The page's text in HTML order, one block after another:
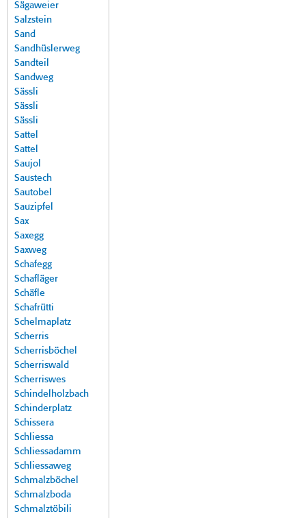
Sägaweier
Salzstein
Sand
Sandhüslerweg
Sandteil
Sandweg
Sässli
Sässli
Sässli
Sattel
Sattel
Saujol
Saustech
Sautobel
Sauzipfel
Sax
Saxegg
Saxweg
Schafegg
Schafläger
Schäfle
Schafrütti
Schelmaplatz
Scherris
Scherrisböchel
Scherriswald
Scherriswes
Schindelholzbach
Schinderplatz
Schissera
Schliessa
Schliessadamm
Schliessaweg
Schmalzböchel
Schmalzboda
Schmalztöbili